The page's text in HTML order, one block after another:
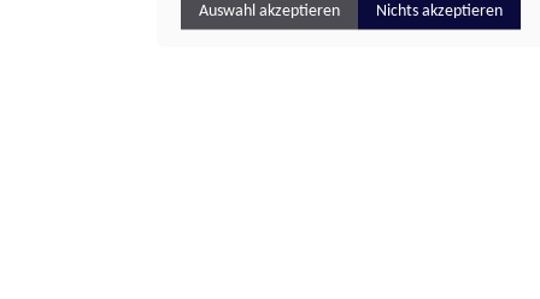
Auswahl akzeptieren Nichts akzeptieren